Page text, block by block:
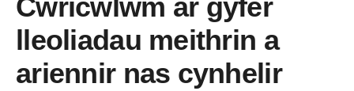
Cwricwlwm ar gyfer
lleoliadau meithrin a
ariennir nas cynhelir